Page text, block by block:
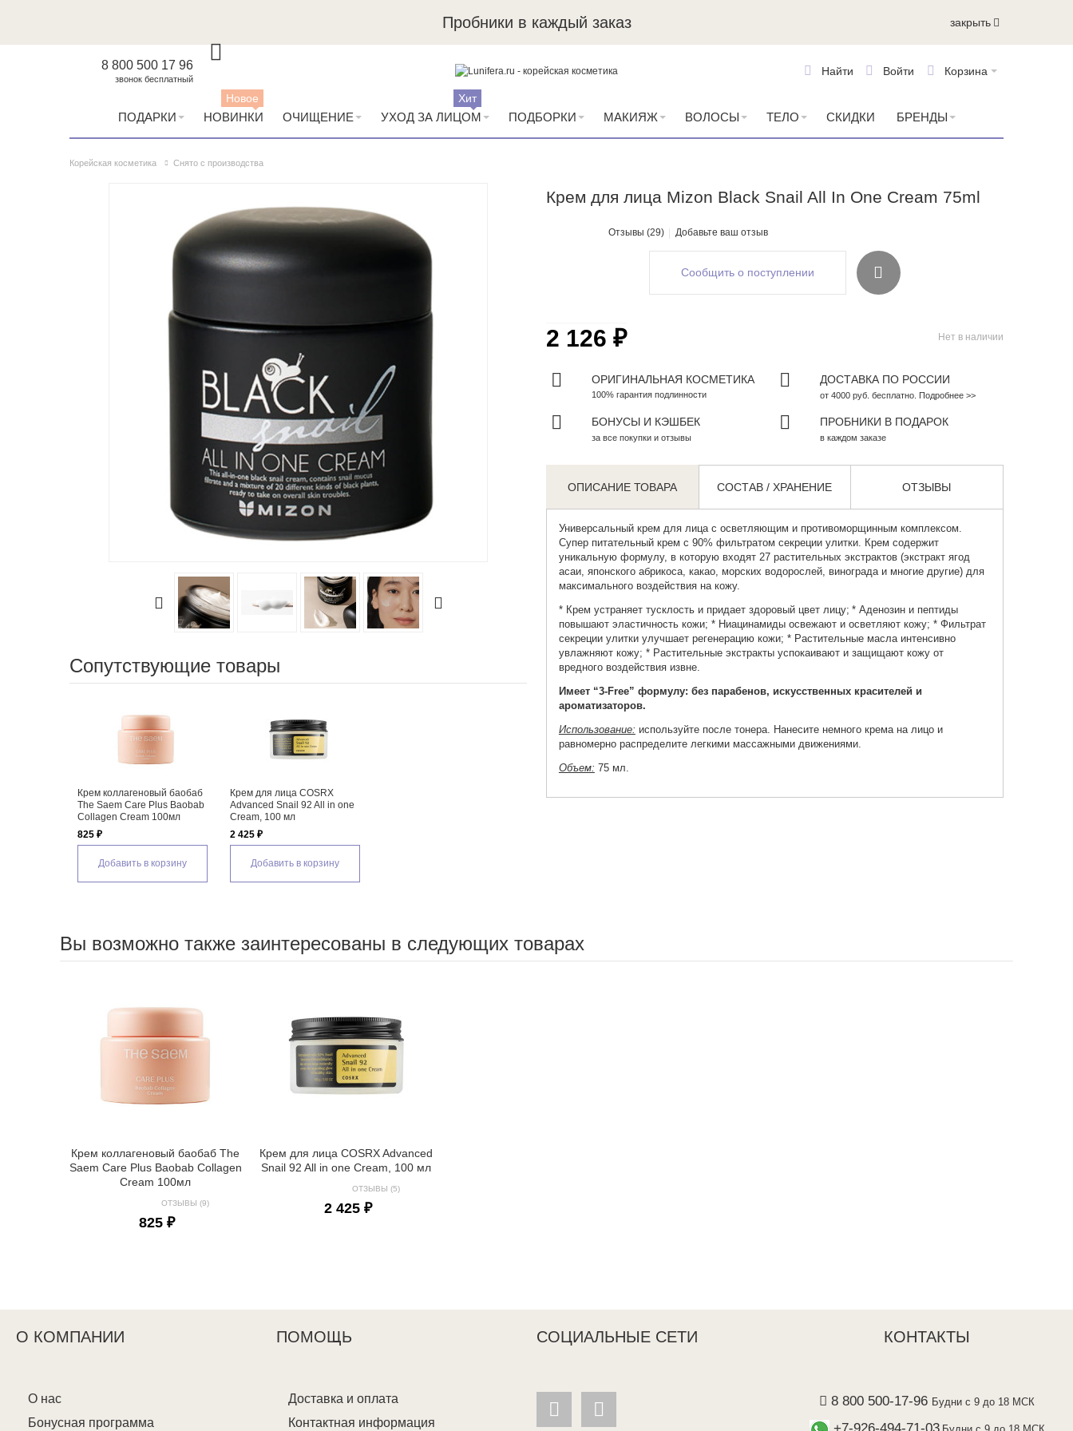
Пробники в каждый заказ закрыть
8 800 500 17 96
звонок бесплатный
Корзина
Войти
Найти
ПОДАРКИ НОВИНКИ
Новое
ОЧИЩЕНИЕ УХОД ЗА ЛИЦОМ
Хит
ПОДБОРКИ МАКИЯЖ ВОЛОСЫ ТЕЛО СКИДКИ БРЕНДЫ
Корейская косметика Снято с производства
Крем для лица Mizon Black Snail All In One Cream 75ml
Отзывы (29) Добавьте ваш отзыв
Сопутствующие товары
Крем коллагеновый баобаб
The Saem Care Plus Baobab
Collagen Cream 100мл
825 ₽
Добавить в корзину
Крем для лица COSRX
Advanced Snail 92 All in one
Cream, 100 мл
2 425 ₽
Добавить в корзину
Сообщить о поступлении
Нет в наличии
2 126 ₽
ОРИГИНАЛЬНАЯ КОСМЕТИКА
100% гарантия подлинности
ДОСТАВКА ПО РОССИИ
от 4000 руб. бесплатно. Подробнее >>
БОНУСЫ И КЭШБЕК
за все покупки и отзывы
ПРОБНИКИ В ПОДАРОК
в каждом заказе
ОПИСАНИЕ ТОВАРА СОСТАВ / ХРАНЕНИЕ ОТЗЫВЫ
Универсальный крем для лицас осветляющим и противоморщинным комплексом.
Супер питательный крем с 90% фильтратом секреции улитки. Крем содержит
уникальную формулу, в которую входят 27 растительных экстрактов (экстракт ягод
асаи, японского абрикоса, какао, морских водорослей, винограда и многие другие) для
максимального воздействия на кожу.
* Крем устраняет тусклость и придает здоровый цвет лицу; * Аденозин и пептиды
повышают эластичность кожи; * Ниацинамиды освежают и осветляют кожу; * Фильтрат
секреции улитки улучшает регенерацию кожи; * Растительные масла интенсивно
увлажняют кожу; * Растительные экстракты успокаивают и защищают кожу от
вредного воздействия извне.
Имеет “3-Free” формулу: без парабенов, искусственных красителей и
ароматизаторов.
Использование: используйте после тонера. Нанесите немного крема на лицо и
равномерно распределите легкими массажными движениями.
Объем: 75 мл.
Вы возможно также заинтересованы в следующих товарах
Крем коллагеновый баобаб The
Saem Care Plus Baobab Collagen
Cream 100мл
ОТЗЫВЫ (9)
825 ₽
Крем для лица COSRX Advanced
Snail 92 All in one Cream, 100 мл
ОТЗЫВЫ (5)
2 425 ₽
О КОМПАНИИ ПОМОЩЬ СОЦИАЛЬНЫЕ СЕТИ КОНТАКТЫ
О нас
Бонусная программа
Доставка и оплата
Контактная информация
8 800 500-17-96 Будни с 9 до 18 МСК